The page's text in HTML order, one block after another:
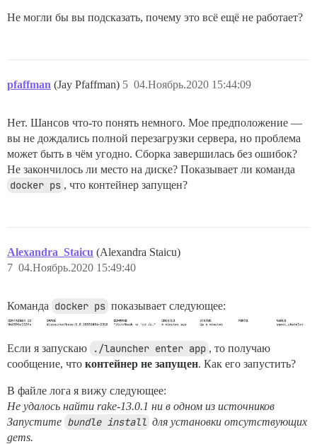
Не могли бы вы подсказать, почему это всё ещё не работает?
pfaffman (Jay Pfaffman) 04.Ноябрь.2020 15:44:09
5
Нет. Шансов что-то понять немного. Мое предположение —
вы не дождались полной перезагрузки сервера, но проблема
может быть в чём угодно. Сборка завершилась без ошибок?
Не закончилось ли место на диске? Показывает ли команда
docker ps , что контейнер запущен?
Alexandra_Staicu (Alexandra Staicu)
04.Ноябрь.2020 15:49:40
7
Команда docker ps показывает следующее:
Если я запускаю ./launcher enter app , то получаю
сообщение, что контейнер не запущен. Как его запустить?
В файле лога я вижу следующее:
Не удалось найти rake-13.0.1 ни в одном из источников
Запустите bundle install для установки отсутствующих
gems.